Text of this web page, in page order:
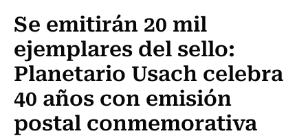
Se emitirán 20 mil
ejemplares del sello:
Planetario Usach celebra
40 años con emisión
postal conmemorativa